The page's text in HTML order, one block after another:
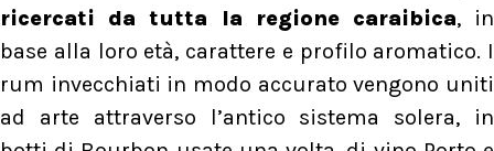
ricercati da tutta la regione caraibica, in
base alla loro età, carattere e profilo aromatico. I
rum invecchiati in modo accurato vengono uniti
ad arte attraverso l’antico sistema solera, in